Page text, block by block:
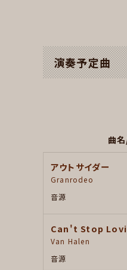
演奏予定曲
曲
アウトサイダー
Granrodeo
音源
Can't Stop
Van Halen
音源